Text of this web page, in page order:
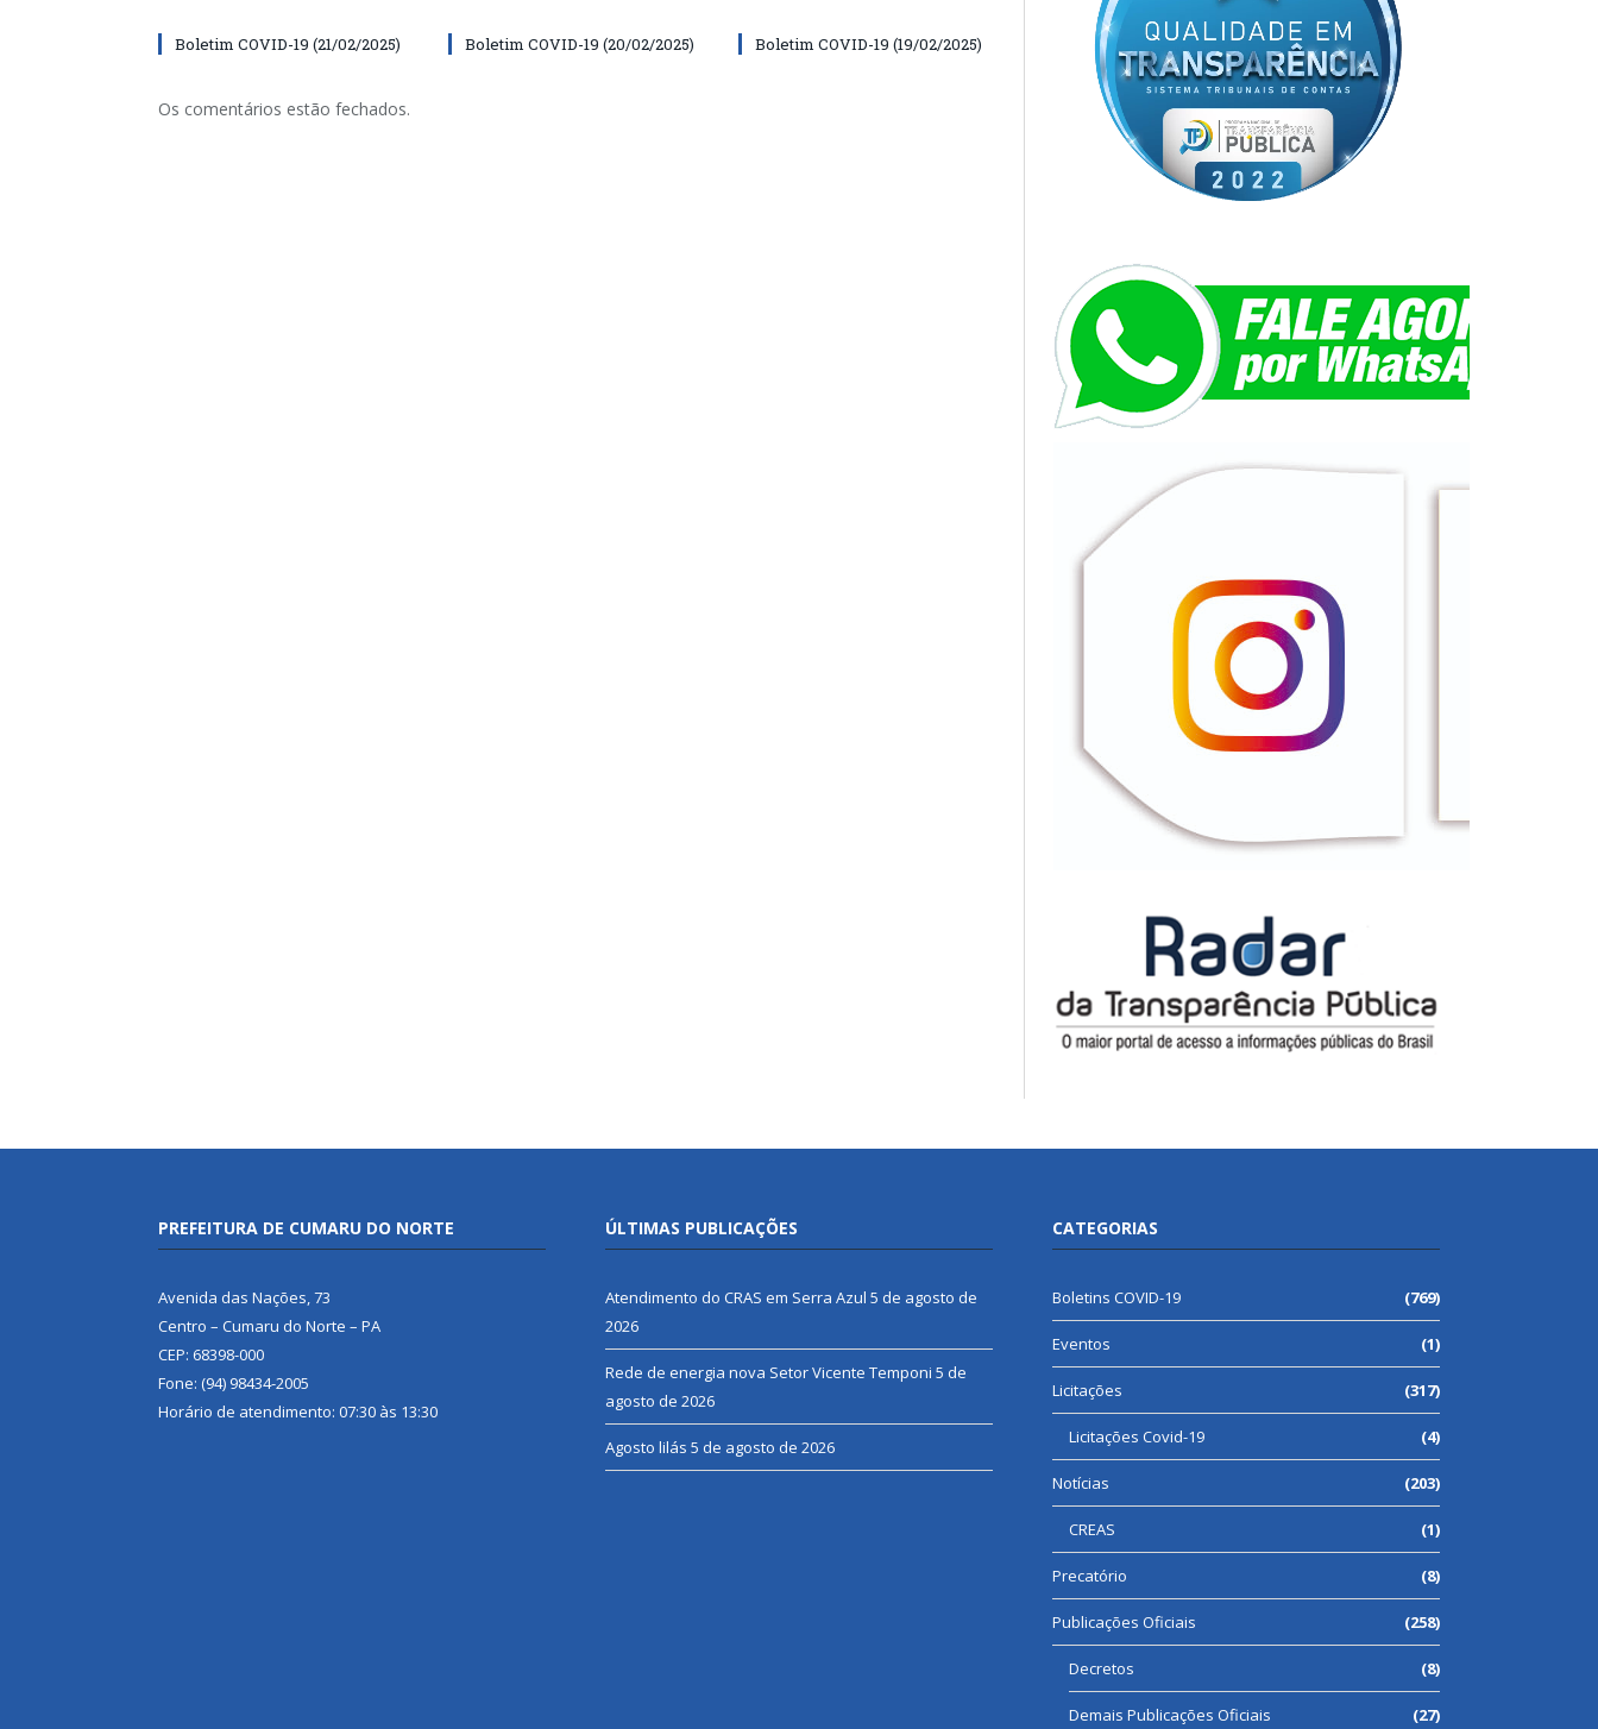
Boletim COVID-19 (21/02/2025) Boletim COVID-19 (20/02/2025) Boletim COVID-19 (19/02/2025)
Os comentários estão fechados.
PREFEITURA DE CUMARU DO NORTE
Avenida das Nações, 73
Centro – Cumaru do Norte – PA
CEP: 68398-000
Fone: (94) 98434-2005
Horário de atendimento: 07:30 às 13:30
ÚLTIMAS PUBLICAÇÕES
Atendimento do CRAS em Serra Azul 5 de agosto de
2026
Rede de energia nova Setor Vicente Temponi 5 de
agosto de 2026
Agosto lilás 5 de agosto de 2026
CATEGORIAS
Boletins COVID-19 (769)
Eventos (1)
Licitações (317)
Licitações Covid-19 (4)
Notícias (203)
CREAS (1)
Precatório (8)
Publicações Oficiais (258)
Decretos (8)
Demais Publicações Oficiais (27)